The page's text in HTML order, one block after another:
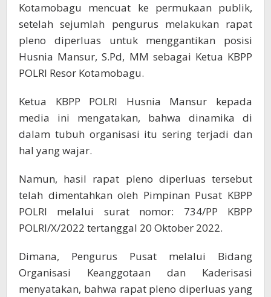
Kotamobagu mencuat ke permukaan publik,
setelah sejumlah pengurus melakukan rapat
pleno diperluas untuk menggantikan posisi
Husnia Mansur, S.Pd, MM sebagai Ketua KBPP
POLRI Resor Kotamobagu.
Ketua KBPP POLRI Husnia Mansur kepada
media ini mengatakan, bahwa dinamika di
dalam tubuh organisasi itu sering terjadi dan
hal yang wajar.
Namun, hasil rapat pleno diperluas tersebut
telah dimentahkan oleh Pimpinan Pusat KBPP
POLRI melalui surat nomor: 734/PP KBPP
POLRI/X/2022 tertanggal 20 Oktober 2022.
Dimana, Pengurus Pusat melalui Bidang
Organisasi Keanggotaan dan Kaderisasi
menyatakan, bahwa rapat pleno diperluas yang